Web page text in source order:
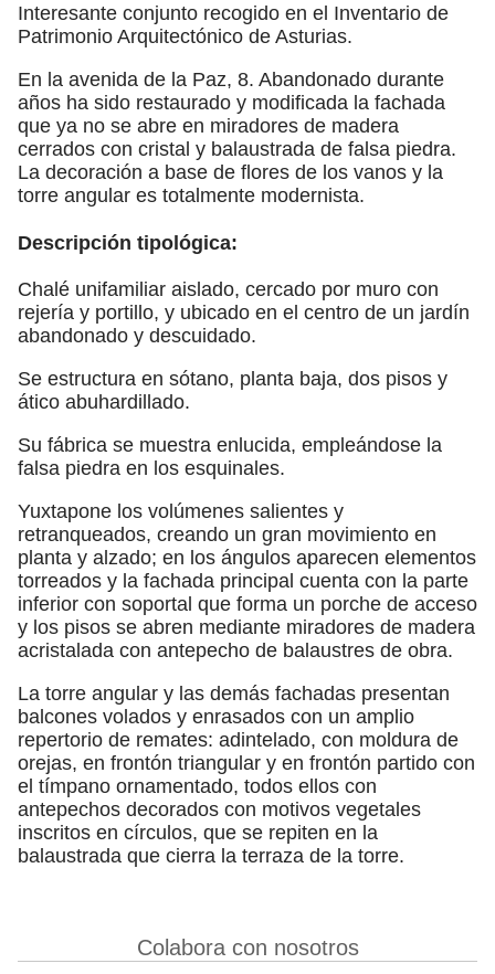
Interesante conjunto recogido en el Inventario de
Patrimonio Arquitectónico de Asturias.
En la avenida de la Paz, 8. Abandonado durante
años ha sido restaurado y modificada la fachada
que ya no se abre en miradores de madera
cerrados con cristal y balaustrada de falsa piedra.
La decoración a base de flores de los vanos y la
torre angular es totalmente modernista.
Descripción tipológica:
Chalé unifamiliar aislado, cercado por muro con
rejería y portillo, y ubicado en el centro de un jardín
abandonado y descuidado.
Se estructura en sótano, planta baja, dos pisos y
ático abuhardillado.
Su fábrica se muestra enlucida, empleándose la
falsa piedra en los esquinales.
Yuxtapone los volúmenes salientes y
retranqueados, creando un gran movimiento en
planta y alzado; en los ángulos aparecen elementos
torreados y la fachada principal cuenta con la parte
inferior con soportal que forma un porche de acceso
y los pisos se abren mediante miradores de madera
acristalada con antepecho de balaustres de obra.
La torre angular y las demás fachadas presentan
balcones volados y enrasados con un amplio
repertorio de remates: adintelado, con moldura de
orejas, en frontón triangular y en frontón partido con
el tímpano ornamentado, todos ellos con
antepechos decorados con motivos vegetales
inscritos en círculos, que se repiten en la
balaustrada que cierra la terraza de la torre.
Colabora con nosotros